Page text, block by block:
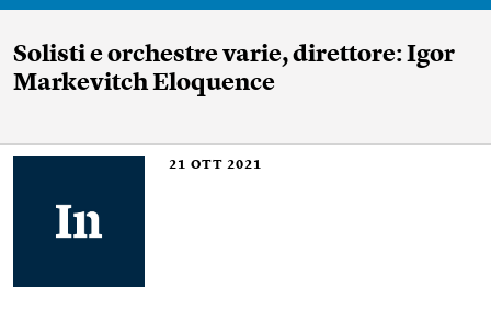
Solisti e orchestre varie, direttore: Igor
Markevitch Eloquence
21 OTT 2021